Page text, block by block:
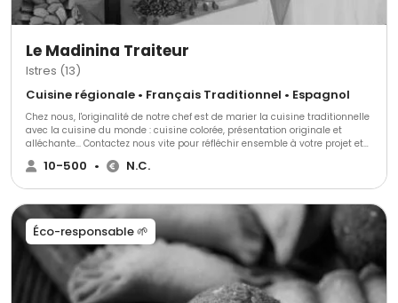
Le Madinina Traiteur
Istres (13)
Cuisine régionale • Français Traditionnel • Espagnol
Chez nous, l'originalité de notre chef est de marier la cuisine traditionnelle
avec la cuisine du monde : cuisine colorée, présentation originale et
alléchante... Contactez nous vite pour réfléchir ensemble à votre projet et
le rendre unique !
10-500 • N.C.
Éco-responsable 🌱